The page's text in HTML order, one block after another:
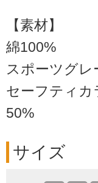
【素材】
綿100%
スポーツグレ
セーフティカ
50%
サイズ